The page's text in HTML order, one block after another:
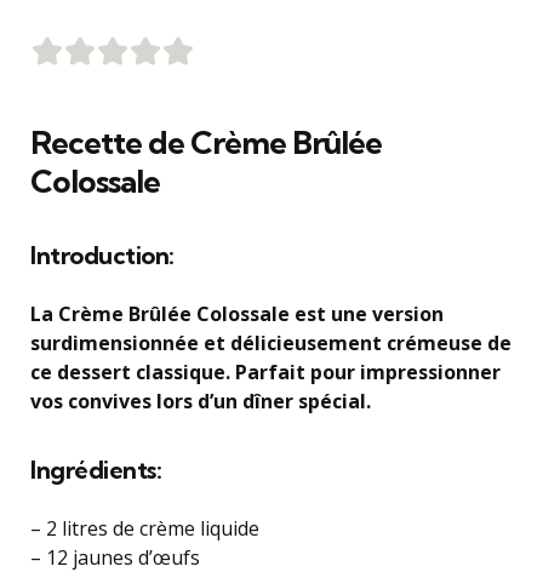
Recette de Crème Brûlée
Colossale
Introduction:
La Crème Brûlée Colossale est une version
surdimensionnée et délicieusement crémeuse de
ce dessert classique. Parfait pour impressionner
vos convives lors d’un dîner spécial.
Ingrédients:
– 2 litres de crème liquide
– 12 jaunes d’œufs